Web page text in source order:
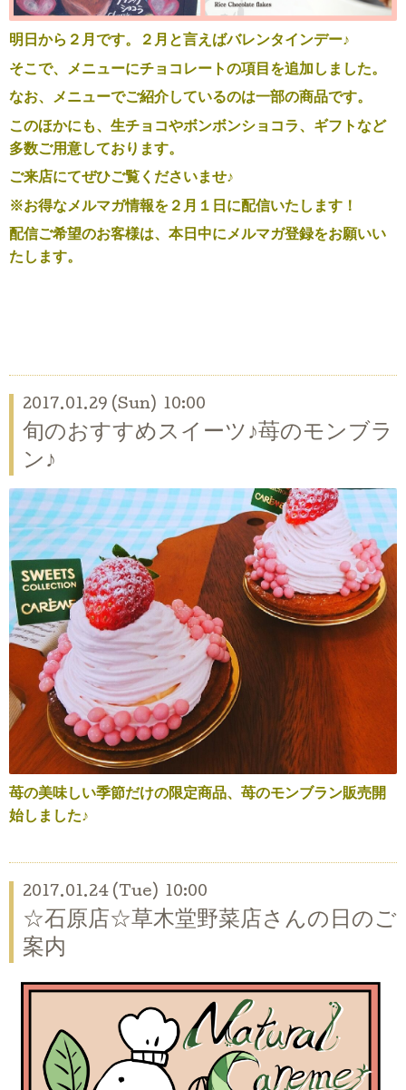
明日から２月です。２月と言えばバレンタインデー♪
そこで、メニューにチョコレートの項目を追加しました。
なお、メニューでご紹介しているのは一部の商品です。
このほかにも、生チョコやボンボンショコラ、ギフトなど
多数ご用意しております。
ご来店にてぜひご覧くださいませ♪
※お得なメルマガ情報を２月１日に配信いたします！
配信ご希望のお客様は、本日中にメルマガ登録をお願いい
たします。
2017.01.29 (Sun) 10:00
旬のおすすめスイーツ♪苺のモンブラ
ン♪
苺の美味しい季節だけの限定商品、苺のモンブラン販売開
始しました♪
2017.01.24 (Tue) 10:00
☆石原店☆草木堂野菜店さんの日のご
案内